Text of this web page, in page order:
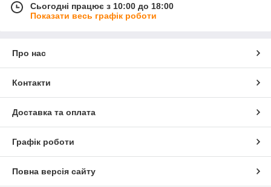
Сьогодні працює з 10:00 до 18:00
Показати весь графік роботи
Про нас
Контакти
Доставка та оплата
Графік роботи
Повна версія сайту